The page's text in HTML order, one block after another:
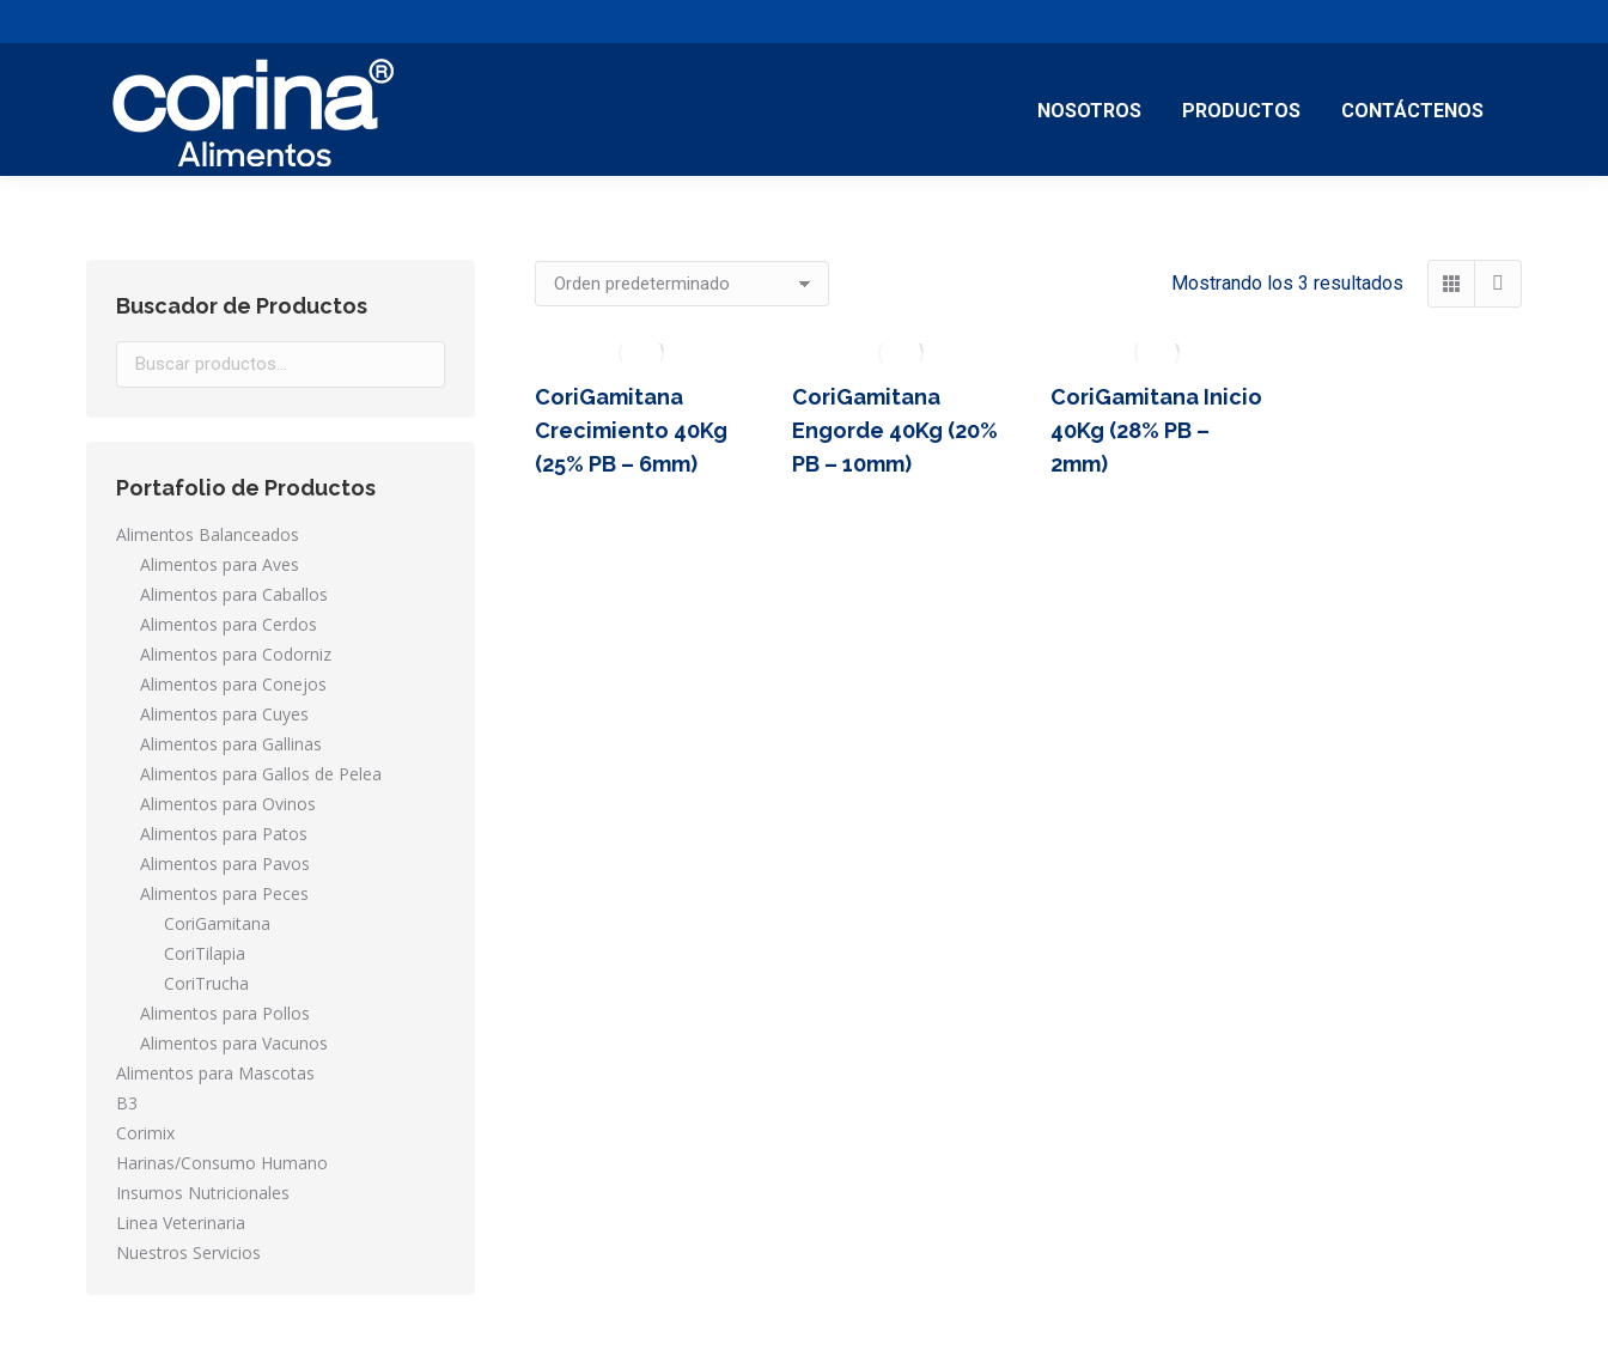
NOSOTROS PRODUCTOS CONTÁCTENOS
Mostrando los 3 resultados
CoriGamitana
Crecimiento 40Kg
(25% PB – 6mm)
CoriGamitana
Engorde 40Kg (20%
PB – 10mm)
CoriGamitana Inicio
40Kg (28% PB –
2mm)
Buscador de Productos
Portafolio de Productos
Alimentos Balanceados
Alimentos para Aves
Alimentos para Caballos
Alimentos para Cerdos
Alimentos para Codorniz
Alimentos para Conejos
Alimentos para Cuyes
Alimentos para Gallinas
Alimentos para Gallos de Pelea
Alimentos para Ovinos
Alimentos para Patos
Alimentos para Pavos
Alimentos para Peces
CoriGamitana
CoriTilapia
CoriTrucha
Alimentos para Pollos
Alimentos para Vacunos
Alimentos para Mascotas
B3
Corimix
Harinas/Consumo Humano
Insumos Nutricionales
Linea Veterinaria
Nuestros Servicios